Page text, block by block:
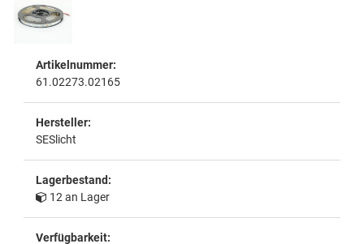
Artikelnummer:
61.02273.02165
Hersteller:
SESlicht
Lagerbestand:
12 an Lager
Verfügbarkeit: